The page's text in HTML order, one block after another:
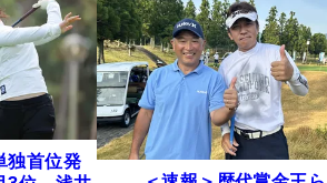
独首位発